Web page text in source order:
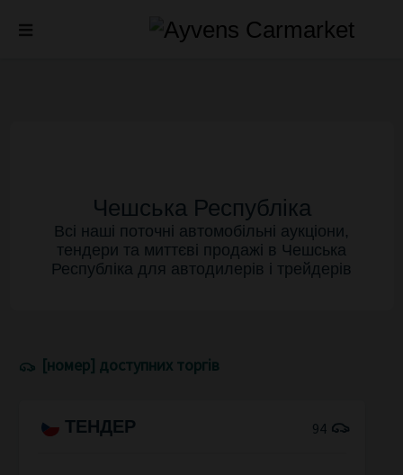
Чешська Республіка
Всі наші поточні автомобільні аукціони,
тендери та миттєві продажі в Чешська
Республіка для автодилерів і трейдерів
[номер] доступних торгів
ТЕНДЕР 94